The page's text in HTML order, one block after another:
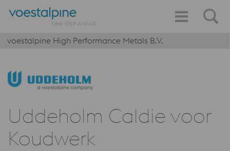
voestalpine High Performance Metals B.V.
Uddeholm Caldie voor
Koudwerk